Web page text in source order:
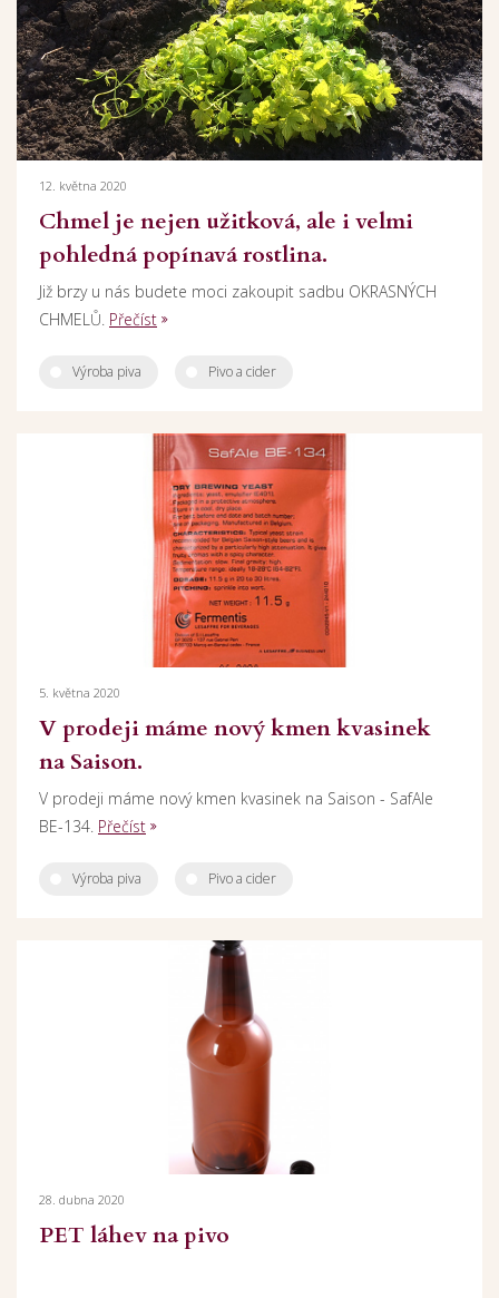
12. května 2020
Chmel je nejen užitková, ale i velmi
pohledná popínavá rostlina.
Již brzy u nás budete moci zakoupit sadbu OKRASNÝCH
CHMELŮ. Přečíst
Výroba piva Pivo a cider
5. května 2020
V prodeji máme nový kmen kvasinek
na Saison.
V prodeji máme nový kmen kvasinek na Saison - SafAle
BE-134. Přečíst
Výroba piva Pivo a cider
28. dubna 2020
PET láhev na pivo